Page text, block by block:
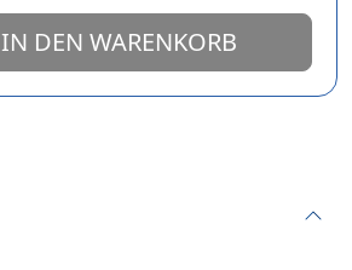
IN DEN WARENKORB